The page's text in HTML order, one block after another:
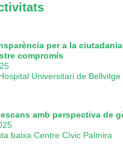
per a la
compromís
Universitari de Bellvitge
amb perspectiva de
baixa Centre Cívic Palmira